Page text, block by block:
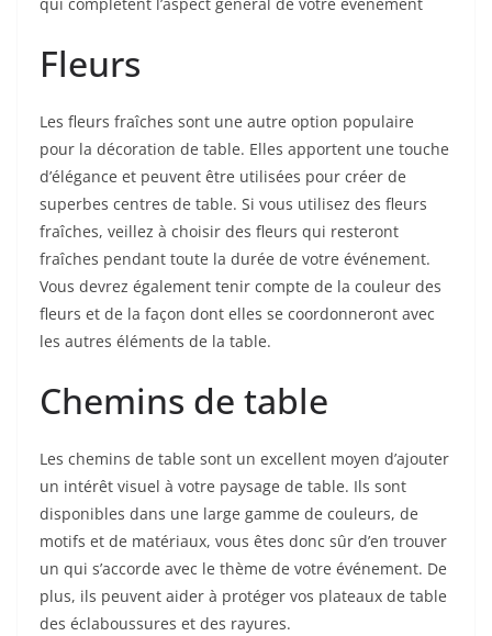
Fleurs
Les fleurs fraîches sont une autre option populaire
pour la décoration de table. Elles apportent une touche
d’élégance et peuvent être utilisées pour créer de
superbes centres de table. Si vous utilisez des fleurs
fraîches, veillez à choisir des fleurs qui resteront
fraîches pendant toute la durée de votre événement.
Vous devrez également tenir compte de la couleur des
fleurs et de la façon dont elles se coordonneront avec
les autres éléments de la table.
Chemins de table
Les chemins de table sont un excellent moyen d’ajouter
un intérêt visuel à votre paysage de table. Ils sont
disponibles dans une large gamme de couleurs, de
motifs et de matériaux, vous êtes donc sûr d’en trouver
un qui s’accorde avec le thème de votre événement. De
plus, ils peuvent aider à protéger vos plateaux de table
des éclaboussures et des rayures.